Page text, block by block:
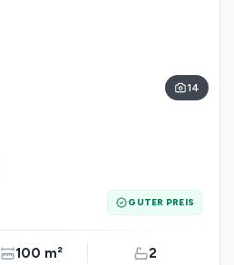
14
GUTER PREIS
100 m² 2